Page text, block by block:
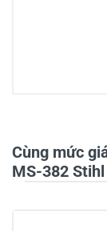
Cùng mức
MS-382